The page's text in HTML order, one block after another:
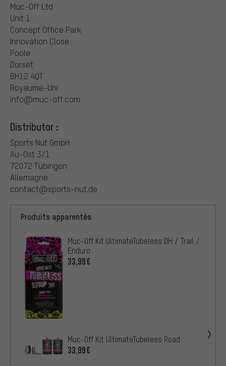
Muc-Off Ltd
Unit 1
Concept Office Park
Innovation Close
Poole
Dorset
BH12 4QT
Royaume-Uni
info@muc-off.com
Distributor :
Sports Nut GmbH
Au-Ost 3/1
72072 Tübingen
Allemagne
contact@sports-nut.de
Produits apparentés
Muc-Off Kit UltimateTubeless DH / Trail /
Enduro
33,99€
Muc-Off Kit UltimateTubeless Road
33,99€